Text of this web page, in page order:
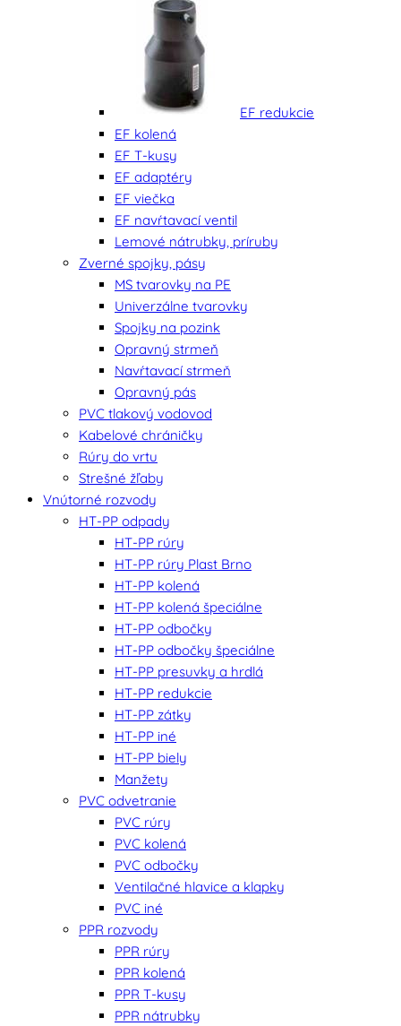
EF redukcie
EF kolená
EF T-kusy
EF adaptéry
EF viečka
EF navŕtavací ventil
Lemové nátrubky, príruby
Zverné spojky, pásy
MS tvarovky na PE
Univerzálne tvarovky
Spojky na pozink
Opravný strmeň
Navŕtavací strmeň
Opravný pás
PVC tlakový vodovod
Kabelové chráničky
Rúry do vrtu
Strešné žľaby
Vnútorné rozvody
HT-PP odpady
HT-PP rúry
HT-PP rúry Plast Brno
HT-PP kolená
HT-PP kolená špeciálne
HT-PP odbočky
HT-PP odbočky špeciálne
HT-PP presuvky a hrdlá
HT-PP redukcie
HT-PP zátky
HT-PP iné
HT-PP biely
Manžety
PVC odvetranie
PVC rúry
PVC kolená
PVC odbočky
Ventilačné hlavice a klapky
PVC iné
PPR rozvody
PPR rúry
PPR kolená
PPR T-kusy
PPR nátrubky